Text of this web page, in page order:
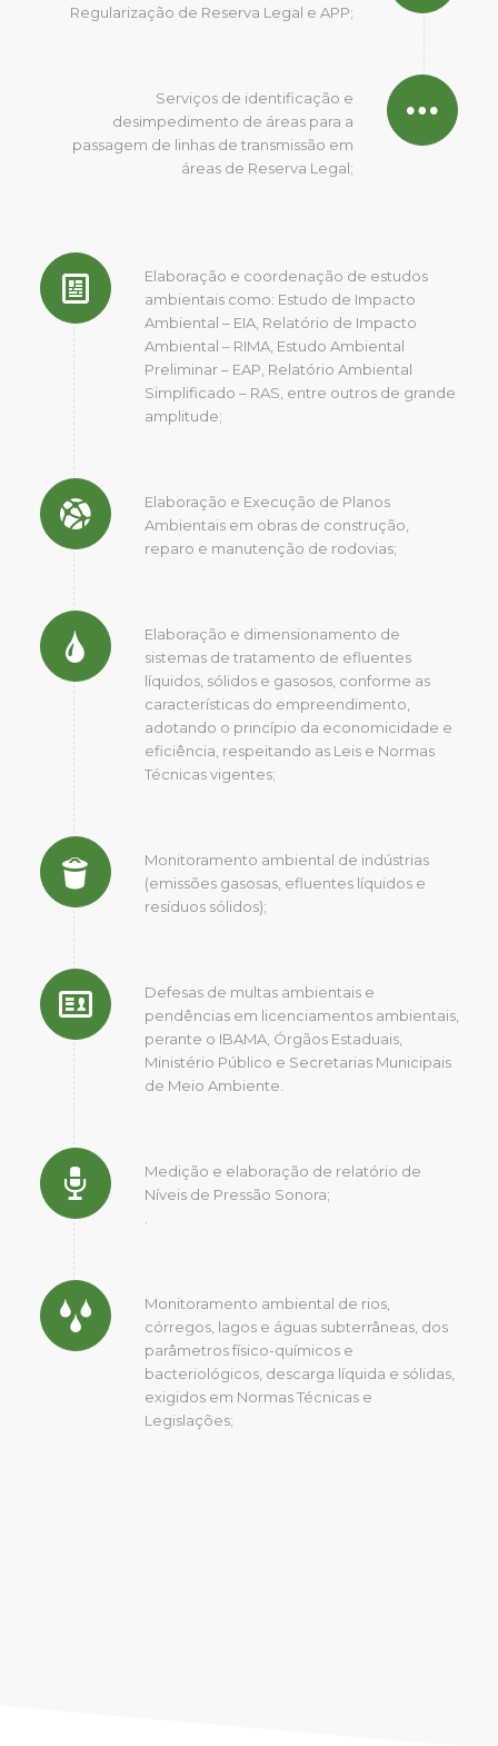
Regularização de Reserva Legal e APP;
Serviços de identificação e
desimpedimento de áreas para a
passagem de linhas de transmissão em
áreas de Reserva Legal;
Elaboração e coordenação de estudos
ambientais como: Estudo de Impacto
Ambiental – EIA, Relatório de Impacto
Ambiental – RIMA, Estudo Ambiental
Preliminar – EAP, Relatório Ambiental
Simplificado – RAS, entre outros de grande
amplitude;
Elaboração e Execução de Planos
Ambientais em obras de construção,
reparo e manutenção de rodovias;
Elaboração e dimensionamento de
sistemas de tratamento de efluentes
líquidos, sólidos e gasosos, conforme as
características do empreendimento,
adotando o princípio da economicidade e
eficiência, respeitando as Leis e Normas
Técnicas vigentes;
Monitoramento ambiental de indústrias
(emissões gasosas, efluentes líquidos e
resíduos sólidos);
Defesas de multas ambientais e
pendências em licenciamentos ambientais,
perante o IBAMA, Órgãos Estaduais,
Ministério Público e Secretarias Municipais
de Meio Ambiente.
Medição e elaboração de relatório de
Níveis de Pressão Sonora;
.
Monitoramento ambiental de rios,
córregos, lagos e águas subterrâneas, dos
parâmetros físico-químicos e
bacteriológicos, descarga líquida e sólidas,
exigidos em Normas Técnicas e
Legislações;